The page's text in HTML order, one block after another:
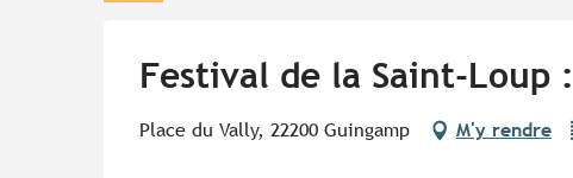
Festival de la Saint-Loup
Place du Vally, 22200 Guingamp M'y rendre